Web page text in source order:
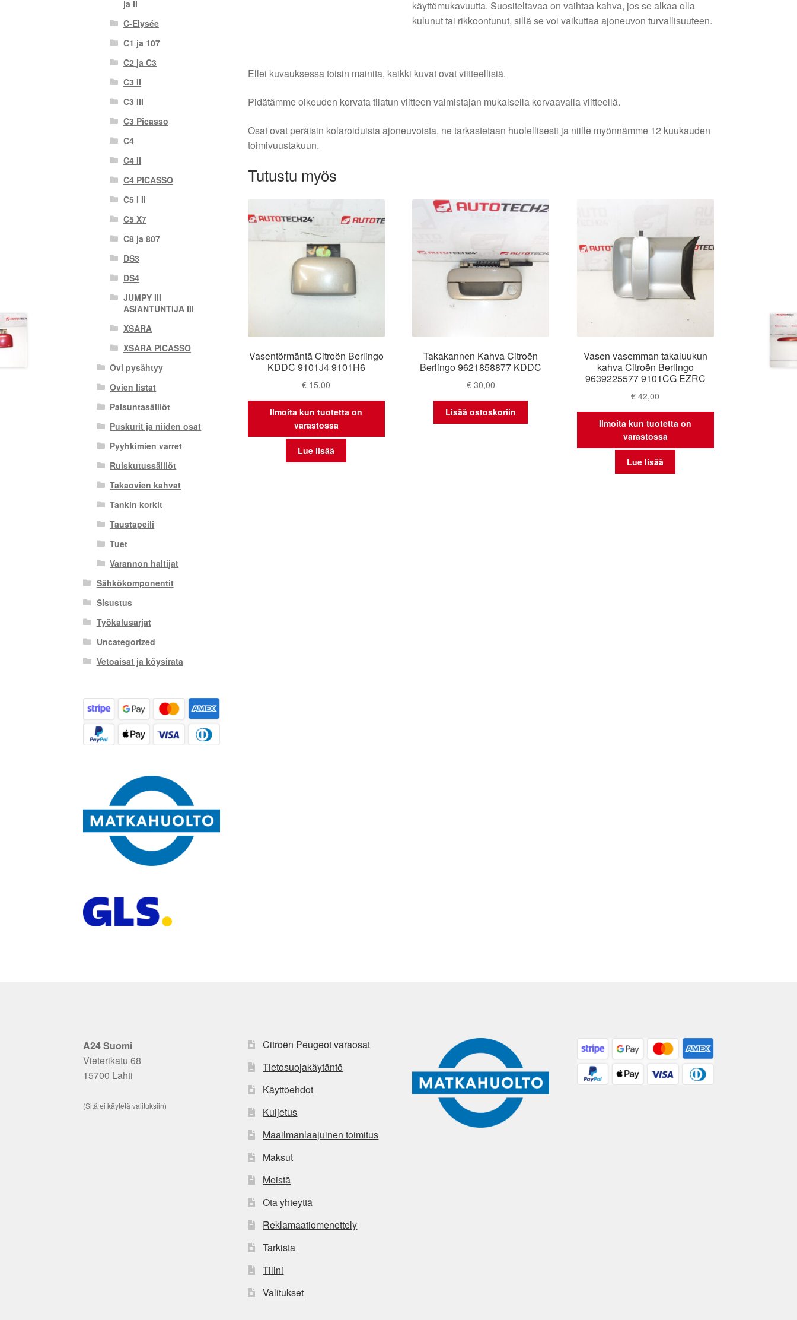
käyttömukavuutta. Suositeltavaa on vaihtaa kahva, jos se alkaa olla
kulunut tai rikkoontunut, sillä se voi vaikuttaa ajoneuvon turvallisuuteen.
Ellei kuvauksessa toisin mainita, kaikki kuvat ovat viitteellisiä.
Pidätämme oikeuden korvata tilatun viitteen valmistajan mukaisella korvaavalla viitteellä.
Osat ovat peräisin kolaroiduista ajoneuvoista, ne tarkastetaan huolellisesti ja niille myönnämme 12 kuukauden
toimivuustakuun.
Tutustu myös
Vasentörmäntä Citroën Berlingo
KDDC 9101J4 9101H6
€ 15,00
Ilmoita kun tuotetta on
varastossa
Lue lisää
Takakannen Kahva Citroën
Berlingo 9621858877 KDDC
€30,00
Lisää ostoskoriin
Vasen vasemman takaluukun
kahva Citroën Berlingo
9639225577 9101CG EZRC
€ 42,00
Ilmoita kun tuotetta on
varastossa
Lue lisää
ja II
C-Elysée
C1 ja 107
C2 ja C3
C3 II
C3 III
C3 Picasso
C4
C4 II
C4 PICASSO
C5 I II
C5 X7
C8 ja 807
DS3
DS4
JUMPY III
ASIANTUNTIJA III
XSARA
XSARA PICASSO
Ovi pysähtyy
Ovien listat
Paisuntasäiliöt
Puskurit ja niiden osat
Pyyhkimien varret
Ruiskutussäiliöt
Takaovien kahvat
Tankin korkit
Taustapeili
Tuet
Varannon haltijat
Sähkökomponentit
Sisustus
Työkalusarjat
Uncategorized
Vetoaisat ja köysirata
A24 Suomi
Vieterikatu 68
15700 Lahti
(Sitä ei käytetä valituksiin)
Citroën Peugeot varaosat
Tietosuojakäytäntö
Käyttöehdot
Kuljetus
Maailmanlaajuinen toimitus
Maksut
Meistä
Ota yhteyttä
Reklamaatiomenettely
Tarkista
Tilini
Valitukset